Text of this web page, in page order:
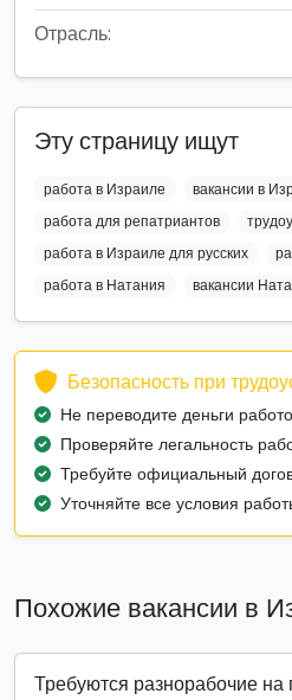
Отрасль:
Эту страницу ищут
работа в Израиле
вакансии в
работа для репатриантов
работа в Израиле для русских
работа в Натания
вакансии
Безопасность при
Не переводите деньги
Проверяйте легальность
Требуйте официальный
Уточняйте все условия
Похожие вакансии в
Требуются разнорабочие